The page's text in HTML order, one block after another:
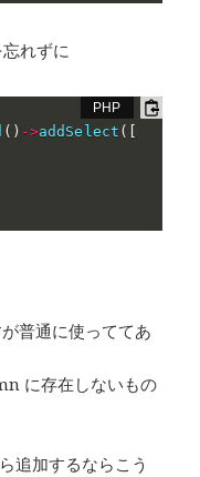
れずに
( ) ->addSelect (
普通に使っててあ
に存在しないもの
追加するならこう